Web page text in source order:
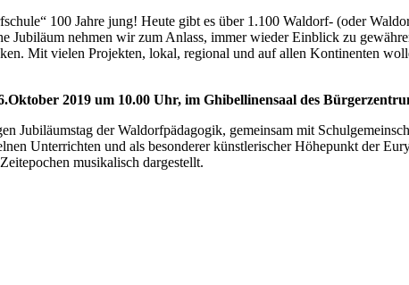
100 Jahre jung! Heute gibt es über 1.100 Waldorf- (oder
nehmen wir zum Anlass, immer wieder Einblick zu
Mit vielen Projekten, lokal, regional und auf allen Kontinenten
2019 um 10.00 Uhr, im Ghibellinensaal des
Jubiläumstag der Waldorfpädagogik, gemeinsam mit
Unterrichten und als besonderer künstlerischer Höhepunkt der
musikalisch dargestellt.